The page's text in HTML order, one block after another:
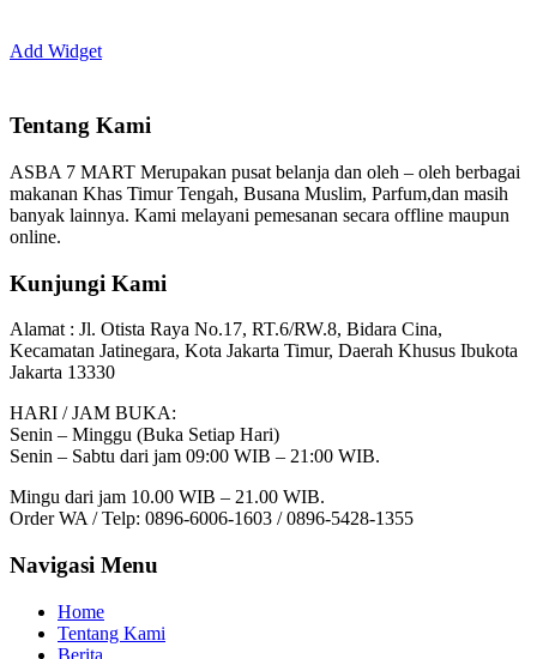
Add Widget
Tentang Kami
ASBA 7 MART Merupakan pusat belanja dan oleh – oleh berbagai
makanan Khas Timur Tengah, Busana Muslim, Parfum,dan masih
banyak lainnya. Kami melayani pemesanan secara offline maupun
online.
Kunjungi Kami
Alamat : Jl. Otista Raya No.17, RT.6/RW.8, Bidara Cina,
Kecamatan Jatinegara, Kota Jakarta Timur, Daerah Khusus Ibukota
Jakarta 13330
HARI / JAM BUKA:
Senin – Minggu (Buka Setiap Hari)
Senin – Sabtu dari jam 09:00 WIB – 21:00 WIB.
Mingu dari jam 10.00 WIB – 21.00 WIB.
Order WA / Telp: 0896-6006-1603 / 0896-5428-1355
Navigasi Menu
Home
Tentang Kami
Berita